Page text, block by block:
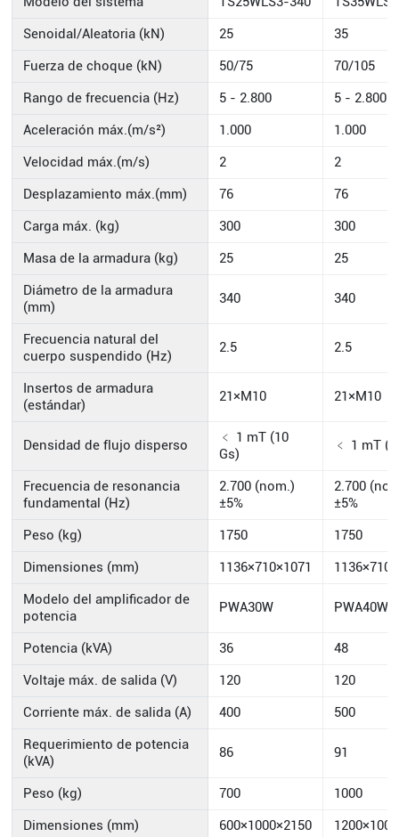
Senoidal/Aleatoria (kN)
25
35
Fuerza de choque (kN)
50/75
70/105
Rango de frecuencia (Hz)
5 - 2.800
5 - 2.800
Aceleración máx.(m/s²)
1.000
1.000
Velocidad máx.(m/s)
2
2
Desplazamiento máx.(mm)
76
76
Carga máx. (kg)
300
300
Masa de la armadura (kg)
25
25
Diámetro de la armadura
(mm)
340 340
Frecuencia natural del
cuerpo suspendido (Hz)
2.5 2.5
Insertos de armadura
(estándar)
21×M10 21×M10
Densidad de flujo disperso
﹤ 1 mT (10
Gs)
﹤ 1 mT
Frecuencia de resonancia
fundamental (Hz)
2.700 (nom.)
±5%
2.700
±5%
Peso (kg)
1750
1750
Dimensiones (mm)
1136×710×1071
Modelo del amplificador de
potencia
PWA30W PWA40W
Potencia (kVA) 36
48
Voltaje máx. de salida (V)
120
120
Corriente máx. de salida (A)
400
500
Requerimiento de potencia
(kVA)
86 91
Peso (kg) 700
1000
Dimensiones (mm)
600×1000×2150